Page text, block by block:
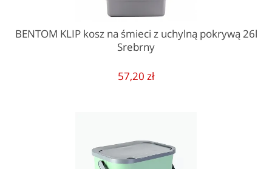
BENTOM KLIP kosz na śmieci z uchylną pokrywą 26l
Srebrny
57,20 zł